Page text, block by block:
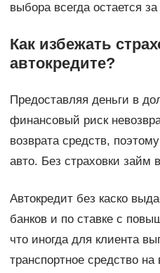
выбора всегда остается
Как избежать
автокредите?
Предоставляя деньги в
финансовый риск
возврата средств,
авто. Без страховки займ
Автокредит без каско
банков и по ставке с
что иногда для клиента
транспортное средство на